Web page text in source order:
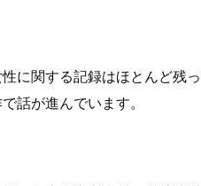
に関する記録はほとんど残
話が進んでいます。